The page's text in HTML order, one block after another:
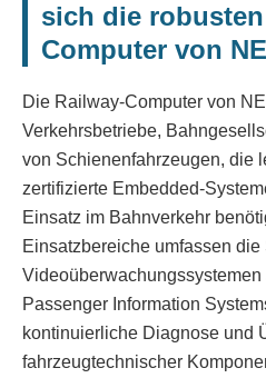
sich die
Computer von
Die Railway-Computer von
Verkehrsbetriebe,
von Schienenfahrzeugen, die
zertifizierte Embedded-
Einsatz im Bahnverkehr
Einsatzbereiche umfassen die
Passenger Information
kontinuierliche Diagnose und
fahrzeugtechnischer